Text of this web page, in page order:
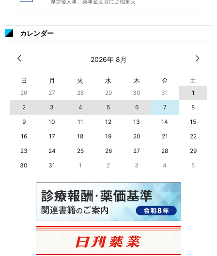
厚労省人事、薬事企画官には稲角氏
カレンダー
2026年 8月
日 月 火 水 木 金 土
26 27 28 29 30 31
1
2
3 4 5 6 7
8
9
10 11 12 13 14
15
16
17 18 19 20 21
22
23
24 25 26 27 28
29
30
31 1 2 3 4 5